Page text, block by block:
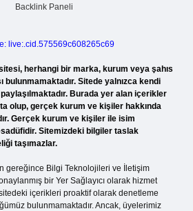
live:.cid.575569c608265c69
herhangi bir marka, kurum veya şahıs
bulunmamaktadır. Sitede yalnızca kendi
paylaşılmaktadır. Burada yer alan içerikler
olup, gerçek kurum ve kişiler hakkında
Gerçek kurum ve kişiler ile isim
Sitemizdeki bilgiler taslak
taşımazlar.
gereğince Bilgi Teknolojileri ve İletişim
bir Yer Sağlayıcı olarak hizmet
içerikleri proaktif olarak denetleme
bulunmamaktadır. Ancak, üyelerimiz